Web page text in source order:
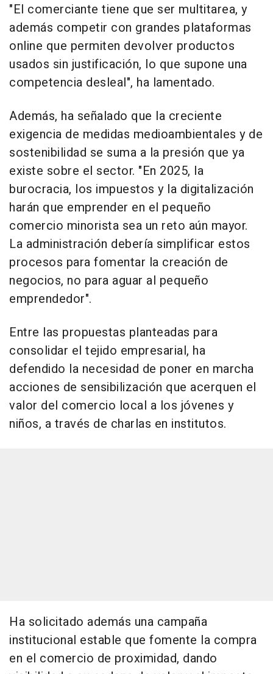
"El comerciante tiene que ser multitarea, y
además competir con grandes plataformas
online que permiten devolver productos
usados sin justificación, lo que supone una
competencia desleal", ha lamentado.
Además, ha señalado que la creciente
exigencia de medidas medioambientales y de
sostenibilidad se suma a la presión que ya
existe sobre el sector. "En 2025, la
burocracia, los impuestos y la digitalización
harán que emprender en el pequeño
comercio minorista sea un reto aún mayor.
La administración debería simplificar estos
procesos para fomentar la creación de
negocios, no para aguar al pequeño
emprendedor".
Entre las propuestas planteadas para
consolidar el tejido empresarial, ha
defendido la necesidad de poner en marcha
acciones de sensibilización que acerquen el
valor del comercio local a los jóvenes y
niños, a través de charlas en institutos.
Ha solicitado además una campaña
institucional estable que fomente la compra
en el comercio de proximidad, dando